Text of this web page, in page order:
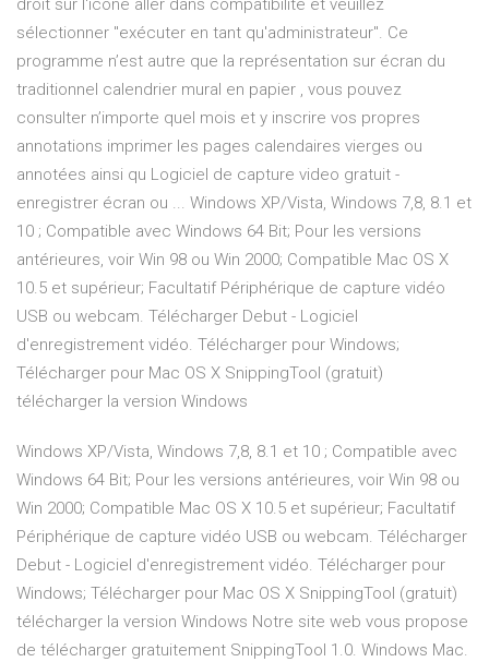
droit sur l'icone aller dans compatibilité et veuillez
sélectionner "exécuter en tant qu'administrateur". Ce
programme n’est autre que la représentation sur écran du
traditionnel calendrier mural en papier , vous pouvez
consulter n’importe quel mois et y inscrire vos propres
annotations imprimer les pages calendaires vierges ou
annotées ainsi qu Logiciel de capture video gratuit -
enregistrer écran ou ... Windows XP/Vista, Windows 7,8, 8.1 et
10 ; Compatible avec Windows 64 Bit; Pour les versions
antérieures, voir Win 98 ou Win 2000; Compatible Mac OS X
10.5 et supérieur; Facultatif Périphérique de capture vidéo
USB ou webcam. Télécharger Debut - Logiciel
d'enregistrement vidéo. Télécharger pour Windows;
Télécharger pour Mac OS X SnippingTool (gratuit)
télécharger la version Windows
Windows XP/Vista, Windows 7,8, 8.1 et 10 ; Compatible avec
Windows 64 Bit; Pour les versions antérieures, voir Win 98 ou
Win 2000; Compatible Mac OS X 10.5 et supérieur; Facultatif
Périphérique de capture vidéo USB ou webcam. Télécharger
Debut - Logiciel d'enregistrement vidéo. Télécharger pour
Windows; Télécharger pour Mac OS X SnippingTool (gratuit)
télécharger la version Windows Notre site web vous propose
de télécharger gratuitement SnippingTool 1.0. Windows Mac.